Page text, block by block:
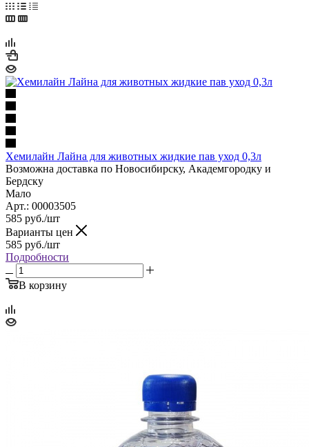
Хемилайн Лайна для животных жидкие пав уход 0,3л
Возможна доставка по Новосибирску, Академгородку и
Бердску
Мало
Арт.: 00003505
585 руб./шт
Варианты цен
585 руб./шт
Подробности
В корзину